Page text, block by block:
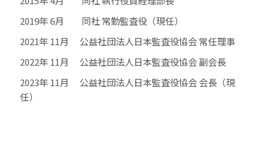
2019年 6月 同社 常勤監査役（現任）
2021年 11月 公益社団法人日本監査役協会 常任理事
2022年 11月 公益社団法人日本監査役協会 副会長
2023年 11月 公益社団法人日本監査役協会 会長（現
任）